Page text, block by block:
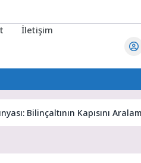
İletişim
Kapısını Aralamak